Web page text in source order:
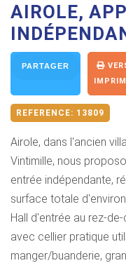
AIROLE,
PARTAGER
REFERENCE: 13809
Airole, dans l'ancien
Vintimille, nous
entrée indépendante,
surface totale
Hall d'entrée au rez-
avec cellier pratique
manger/buanderie,